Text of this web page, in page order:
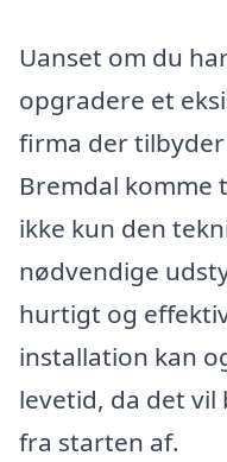
Uanset om du
opgradere et
firma der
Bremdal
ikke kun den
nødvendige
hurtigt og
installation kan
levetid, da det
fra starten af.